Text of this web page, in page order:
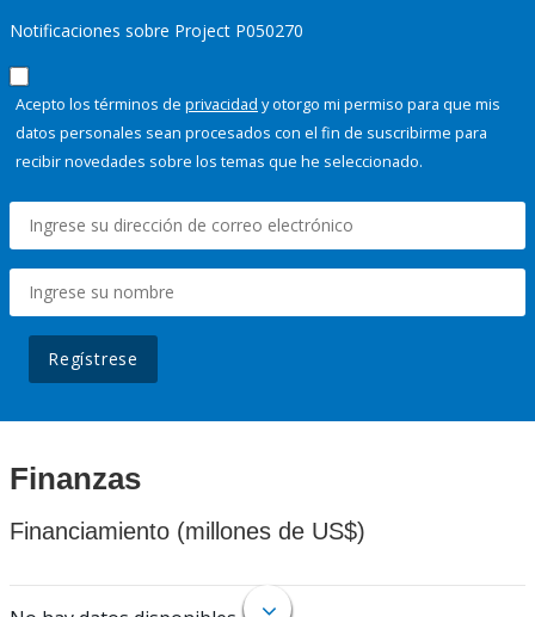
Notificaciones sobre Project P050270
Acepto los términos de privacidad y otorgo mi permiso para que mis
datos personales sean procesados con el fin de suscribirme para
recibir novedades sobre los temas que he seleccionado.
Regístrese
Finanzas
Financiamiento (millones de US$)